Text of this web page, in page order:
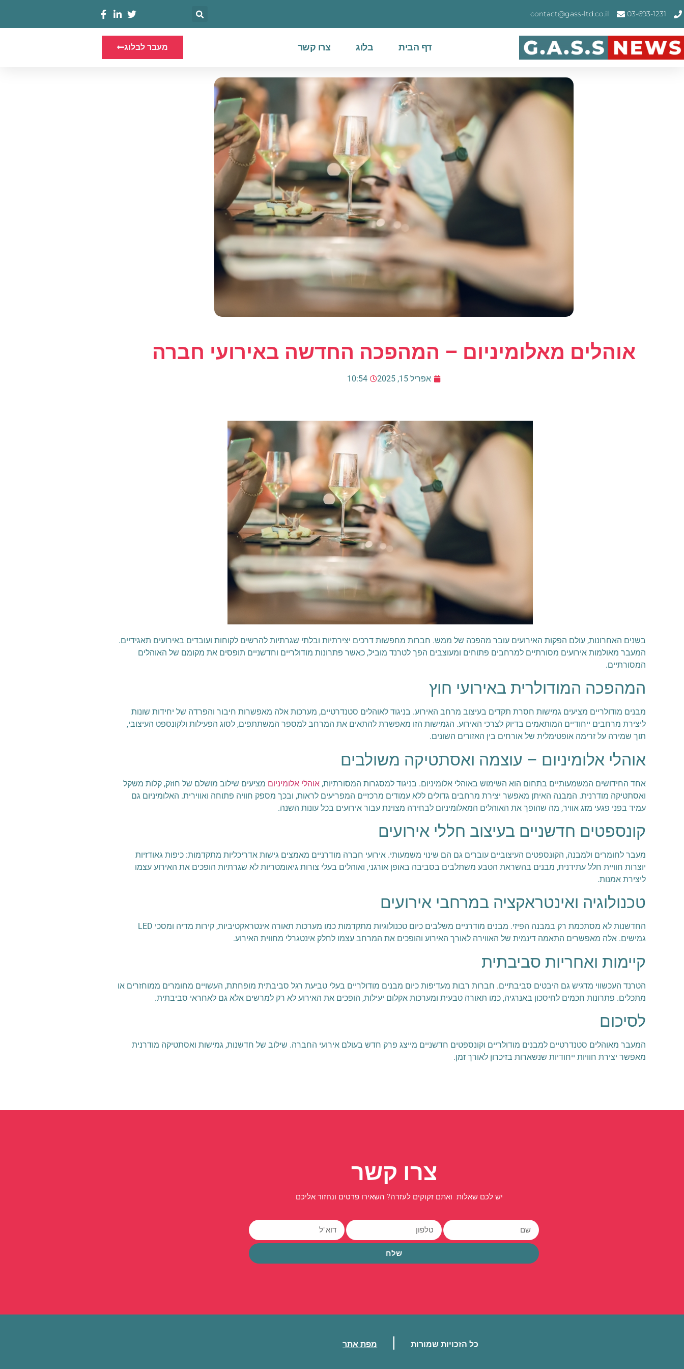
03-693-1231
contact@gass-ltd.co.il
דף הבית בלוג צרו קשר מעבר לבלוג
אוהלים מאלומיניום – המהפכה החדשה באירועי חברה
אפריל 15, 2025 10:54
בשנים האחרונות, עולם הפקות האירועים עובר מהפכה של ממש. חברות מחפשות דרכים יצירתיות ובלתי שגרתיות להרשים לקוחות ועובדים באירועים תאגידיים.
המעבר מאולמות אירועים מסורתיים למרחבים פתוחים ומעוצבים הפך לטרנד מוביל, כאשר פתרונות מודולריים וחדשניים תופסים את מקומם של האוהלים
המסורתיים.
המהפכה המודולרית באירועי חוץ
מבנים מודולריים מציעים גמישות חסרת תקדים בעיצוב מרחב האירוע. בניגוד לאוהלים סטנדרטיים, מערכות אלה מאפשרות חיבור והפרדה של יחידות שונות
ליצירת מרחבים ייחודיים המותאמים בדיוק לצרכי האירוע. הגמישות הזו מאפשרת להתאים את המרחב למספר המשתתפים, לסוג הפעילות ולקונספט העיצובי,
תוך שמירה על זרימה אופטימלית של אורחים בין האזורים השונים.
אוהלי אלומיניום – עוצמה ואסתטיקה משולבים
אחד החידושים המשמעותיים בתחום הוא השימוש באוהלי אלומיניום. בניגוד למסגרות המסורתיות, אוהלי אלומיניום מציעים שילוב מושלם של חוזק, קלות משקל
ואסתטיקה מודרנית. המבנה האיתן מאפשר יצירת מרחבים גדולים ללא עמודים מרכזיים המפריעים לראות, ובכך מספק חוויה פתוחה ואווירית. האלומיניום גם
עמיד בפני פגעי מזג אוויר, מה שהופך את האוהלים המאלומיניום לבחירה מצוינת עבור אירועים בכל עונות השנה.
קונספטים חדשניים בעיצוב חללי אירועים
מעבר לחומרים ולמבנה, הקונספטים העיצוביים עוברים גם הם שינוי משמעותי. אירועי חברה מודרניים מאמצים גישות אדריכליות מתקדמות: כיפות גאודזיות
יוצרות חוויית חלל עתידנית, מבנים בהשראת הטבע משתלבים בסביבה באופן אורגני, ואוהלים בעלי צורות גיאומטריות לא שגרתיות הופכים את האירוע עצמו
ליצירת אמנות.
טכנולוגיה ואינטראקציה במרחבי אירועים
החדשנות לא מסתכמת רק במבנה הפיזי. מבנים מודרניים משלבים כיום טכנולוגיות מתקדמות כמו מערכות תאורה אינטראקטיביות, קירות מדיה ומסכי LED
גמישים. אלה מאפשרים התאמה דינמית של האווירה לאורך האירוע והופכים את המרחב עצמו לחלק אינטגרלי מחווית האירוע.
קיימות ואחריות סביבתית
הטרנד העכשווי מדגיש גם היבטים סביבתיים. חברות רבות מעדיפות כיום מבנים מודולריים בעלי טביעת רגל סביבתית מופחתת, העשויים מחומרים ממוחזרים או
מתכלים. פתרונות חכמים לחיסכון באנרגיה, כמו תאורה טבעית ומערכות אקלום יעילות, הופכים את האירוע לא רק למרשים אלא גם לאחראי סביבתית.
לסיכום
המעבר מאוהלים סטנדרטיים למבנים מודולריים וקונספטים חדשניים מייצג פרק חדש בעולם אירועי החברה. שילוב של חדשנות, גמישות ואסתטיקה מודרנית
מאפשר יצירת חוויות ייחודיות שנשארות בזיכרון לאורך זמן.
צרו קשר
יש לכם שאלות ואתם זקוקים לעזרה? השאירו פרטים ונחזור אליכם
שלח
כל הזכויות שמורות | מפת אתר